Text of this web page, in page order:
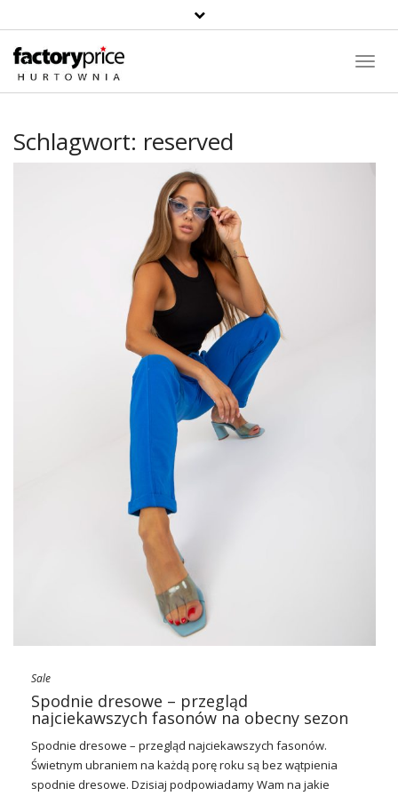
Suche
Schlagwort: reserved
Sale
Spodnie dresowe – przegląd
najciekawszych fasonów na obecny sezon
Spodnie dresowe – przegląd najciekawszych fasonów.
Świetnym ubraniem na każdą porę roku są bez wątpienia
spodnie dresowe. Dzisiaj podpowiadamy Wam na jakie